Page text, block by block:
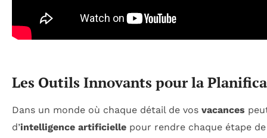
Les Outils Innovants pour la
Dans un monde où chaque détail de vos vacances
d’intelligence artificielle pour rendre chaque étape